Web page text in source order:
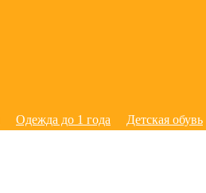
Одежда до 1 года Детская обувь